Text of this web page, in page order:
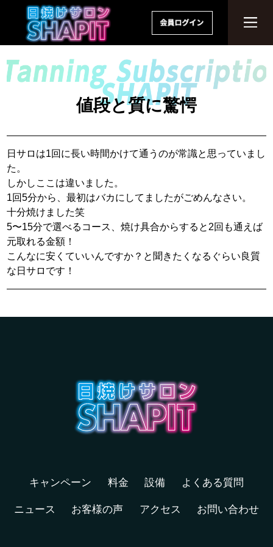
値段と質に驚愕
日サロは1回に長い時間かけて通うのが常識と思っていまし
た。
しかしここは違いました。
1回5分から、最初はバカにしてましたがごめんなさい。
十分焼けました笑
5〜15分で選べるコース、焼け具合からすると2回も通えば
元取れる金額！
こんなに安くていいんですか？と聞きたくなるぐらい良質
な日サロです！
キャンペーン 料金 設備 よくある質問
ニュース お客様の声 アクセス お問い合わせ